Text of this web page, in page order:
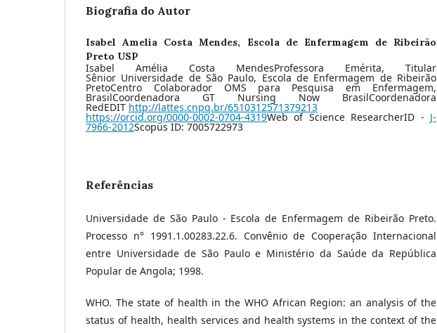
Biografia do Autor
Isabel Amelia Costa Mendes, Escola de Enfermagem de Ribeirão
Preto USP
Isabel Amélia Costa MendesProfessora Emérita, Titular
Sênior Universidade de São Paulo, Escola de Enfermagem de Ribeirão
PretoCentro Colaborador OMS para Pesquisa em Enfermagem,
BrasilCoordenadora GT Nursing Now BrasilCoordenadora
RedEDIT http://lattes.cnpq.br/6510312571379213
https://orcid.org/0000-0002-0704-4319Web of Science ResearcherID - J-
7966-2012Scopus ID: 7005722973
Referências
Universidade de São Paulo - Escola de Enfermagem de Ribeirão Preto.
Processo n° 1991.1.00283.22.6. Convênio de Cooperação Internacional
entre Universidade de São Paulo e Ministério da Saúde da República
Popular de Angola; 1998.
WHO. The state of health in the WHO African Region: an analysis of the
status of health, health services and health systems in the context of the